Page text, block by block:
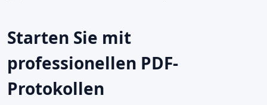
Starten Sie mit
professionellen PDF-
Protokollen